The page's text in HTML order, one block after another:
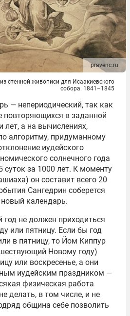
pravenc.ru
стенной живописи для Исаакиевского
собора. 1841–1845
— непериодический, так как
повторяющихся в заданной
лет, а на вычислениях,
алгоритму, придуманному
иудейского
солнечного года
суток за 1000 лет. К моменту
он составит всего 20
Сангедрин соберется
календарь.
не должен приходиться
или пятницу. Если бы год
в пятницу, то Йом Киппур
Новому году)
или воскресенье, а они
иудейским праздником —
физическая работа
делать, в том числе, и не
община себе позволить